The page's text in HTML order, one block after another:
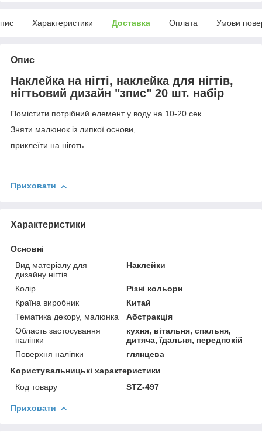
Характеристики Доставка Оплата Умови
Опис
Наклейка на нігті, наклейка для нігтів,
нігтьовий дизайн "зпис" 20 шт. набір
Помістити потрібний елемент у воду на 10-20 сек.
Зняти малюнок із липкої основи,
приклеїти на ніготь.
Приховати
Характеристики
Основні
Вид матеріалу для
дизайну нігтів
Наклейки
Колір
Різні кольори
Країна виробник
Китай
Тематика декору, малюнка
Абстракція
Область застосування
наліпки
кухня, вітальня, спальня,
дитяча, їдальня, передпокій
Поверхня наліпки
глянцева
Користувальницькі характеристики
Код товару
STZ-497
Приховати